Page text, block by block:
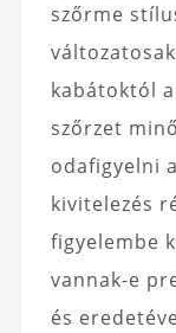
szőrme
kabátoktól
szőrzet
odafigyelni
kivitelezés
figyelembe
vannak-e
és